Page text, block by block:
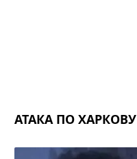
АТАКА ПО ХАРКОВУ